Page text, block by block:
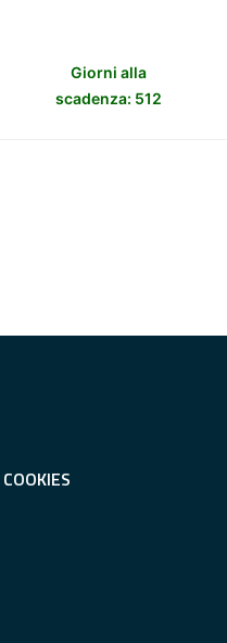
Giorni alla
scadenza: 512
COOKIES